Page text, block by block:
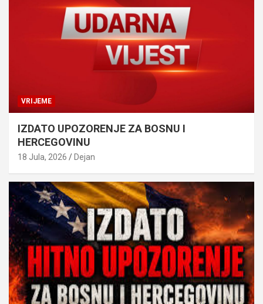
VRIJEME
IZDATO UPOZORENJE ZA BOSNU I
HERCEGOVINU
18 Jula, 2026 Dejan